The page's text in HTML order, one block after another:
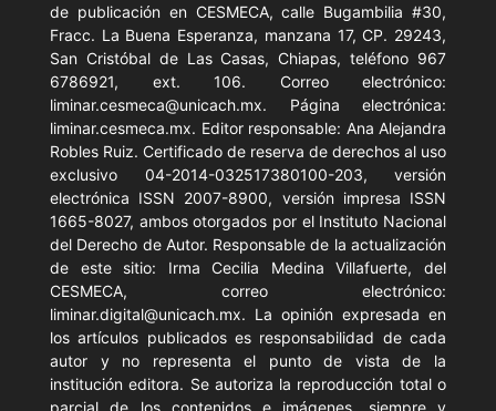
de publicación en CESMECA, calle Bugambilia #30,
Fracc. La Buena Esperanza, manzana 17, CP. 29243,
San Cristóbal de Las Casas, Chiapas, teléfono 967
6786921, ext. 106. Correo electrónico:
liminar.cesmeca@unicach.mx. Página electrónica:
liminar.cesmeca.mx. Editor responsable: Ana Alejandra
Robles Ruiz. Certificado de reserva de derechos al uso
exclusivo 04-2014-032517380100-203, versión
electrónica ISSN 2007-8900, versión impresa ISSN
1665-8027, ambos otorgados por el Instituto Nacional
del Derecho de Autor. Responsable de la actualización
de este sitio: Irma Cecilia Medina Villafuerte, del
CESMECA, correo electrónico:
liminar.digital@unicach.mx. La opinión expresada en
los artículos publicados es responsabilidad de cada
autor y no representa el punto de vista de la
institución editora. Se autoriza la reproducción total o
parcial de los contenidos e imágenes, siempre y